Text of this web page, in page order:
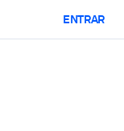
ENTRAR